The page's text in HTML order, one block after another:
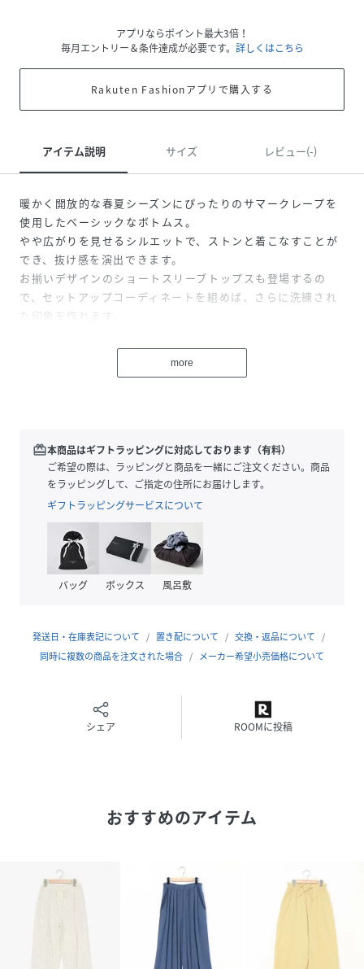
アプリならポイント最大3倍！
毎月エントリー＆条件達成が必要です。 詳しくはこちら
Rakuten Fashionアプリで購入する
アイテム説明 サイズ レビュー(-)
暖かく開放的な春夏シーズンにぴったりのサマークレープを
使用したベーシックなボトムス。
やや広がりを見せるシルエットで、ストンと着こなすことが
でき、抜け感を演出できます。
お揃いデザインのショートスリーブトップスも登場するの
で、セットアップコーディネートを組めば、さらに洗練され
た印象を作れます。
キュプラ48%
サイズ M
PJ3338_KRBP573
KRBP573-390-06 PJ3338
more
redeem本商品はギフトラッピングに対応しております（有料）
ご希望の際は、ラッピングと商品を一緒にご注文ください。商品
をラッピングして、ご指定の住所にお届けします。
ギフトラッピングサービスについて
バッグ ボックス 風呂敷
発送日・在庫表記について 置き配について
交換・返品について
同時に複数の商品を注文された場合
メーカー希望小売価格について
シェア ROOMに投稿
おすすめのアイテム